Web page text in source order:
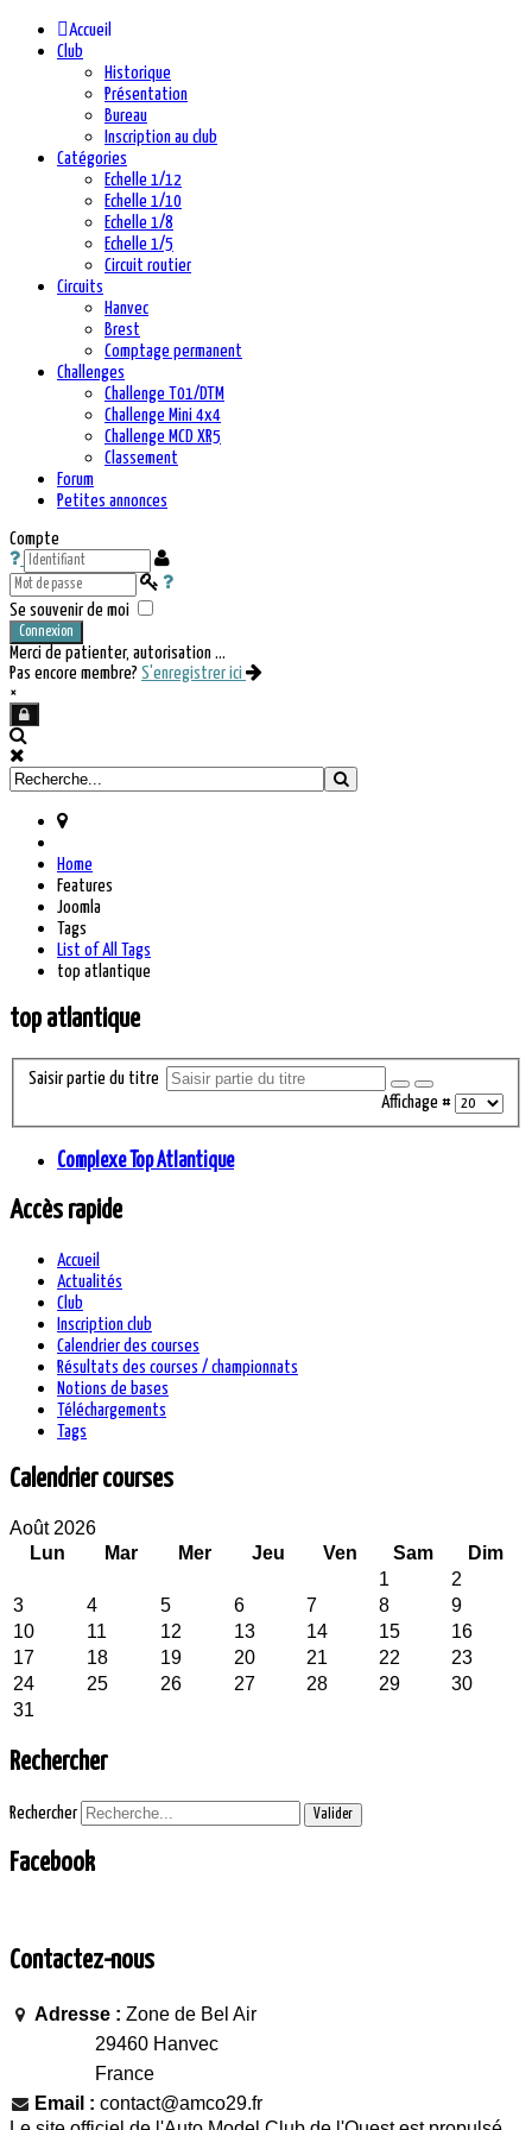
Accueil
Club
Historique
Présentation
Bureau
Inscription au club
Catégories
Echelle 1/12
Echelle 1/10
Echelle 1/8
Echelle 1/5
Circuit routier
Circuits
Hanvec
Brest
Comptage permanent
Challenges
Challenge T01/DTM
Challenge Mini 4x4
Challenge MCD XR5
Classement
Forum
Petites annonces
Compte
Se souvenir de moi
Connexion
Merci de patienter, autorisation ...
Pas encore membre? S'enregistrer ici
×
Home
Features
Joomla
Tags
List of All Tags
top atlantique
top atlantique
Saisir partie du titre
Affichage #
Complexe Top Atlantique
Accès rapide
Accueil
Actualités
Club
Inscription club
Calendrier des courses
Résultats des courses / championnats
Notions de bases
Téléchargements
Tags
Calendrier courses
précédente
précédent
suivante
suivant
Août 2026
Lun
Mar Mer Jeu Ven Sam
Dim
1
2
3
4 5 6 7 8
9
10
11 12 13 14 15
16
17
18 19 20 21 22
23
24
25 26 27 28 29
30
31
Rechercher
Rechercher Valider
Facebook
Contactez-nous
Adresse : Zone de Bel Air
29460 Hanvec
France
Email : contact@amco29.fr